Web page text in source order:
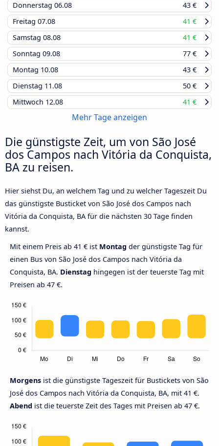
Donnerstag 06.08
43 €
Freitag 07.08
41 €
Samstag 08.08
41 €
Sonntag 09.08
77 €
Montag 10.08
43 €
Dienstag 11.08
50 €
Mittwoch 12.08 41 €
Mehr Tage anzeigen
Die günstigste Zeit, um von São José
dos Campos nach Vitória da Conquista,
BA zu reisen.
Hier siehst Du, an welchem Tag und zu welcher Tageszeit Du
das günstigste Busticket von São José dos Campos nach
Vitória da Conquista, BA für die nächsten 30 Tage finden
kannst.
Mit einem Preis ab 41 € ist Montag der günstigste Tag für
einen Bus von São José dos Campos nach Vitória da
Conquista, BA. Dienstag hingegen ist der teuerste Tag mit
Preisen ab 47 €.
Morgens ist die günstigste Tageszeit für Bustickets von São
José dos Campos nach Vitória da Conquista, BA, mit 41 €.
Abend ist die teuerste Zeit des Tages mit Preisen ab 47 €.